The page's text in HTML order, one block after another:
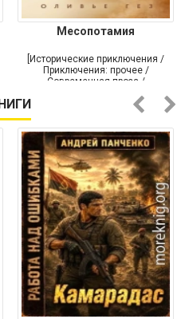
Месопотамия
[Исторические приключения /
Приключения: прочее /
Современная проза /